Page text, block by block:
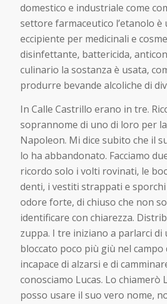
domestico e industriale come
settore farmaceutico l’etanolo è
eccipiente per medicinali e
disinfettante, battericida,
culinario la sostanza è usata,
produrre bevande alcoliche di
In Calle Castrillo erano in tre.
soprannome di uno di loro per
Napoleon. Mi dice subito che il
lo ha abbandonato. Facciamo
ricordo solo i volti rovinati, le
denti, i vestiti strappati e
odore forte, di chiuso che non
identificare con chiarezza.
zuppa. I tre iniziano a parlarci di
bloccato poco più giù nel campo
incapace di alzarsi e di
conosciamo Lucas. Lo chiamerò
posso usare il suo vero nome,